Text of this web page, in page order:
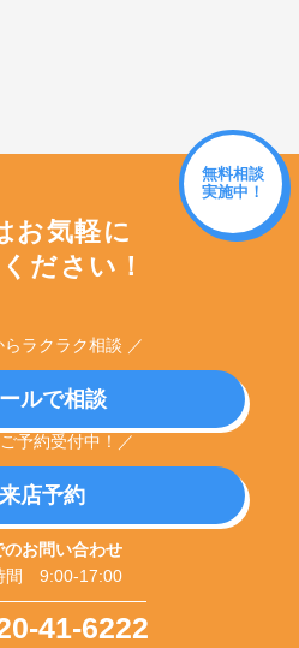
無料相談
実施中！
お気軽に
ださい！
らラクラク相談 ／
ルで相談
予約受付中！／
来店予約
のお問い合わせ
間 9:00-17:00
41-6222